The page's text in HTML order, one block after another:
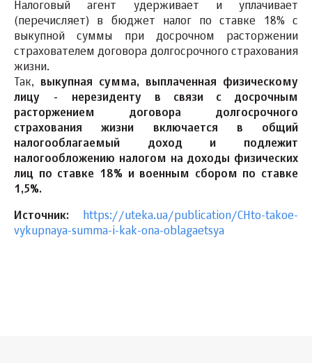
Налоговый агент удерживает и уплачивает
(перечисляет) в бюджет налог по ставке 18% с
выкупной суммы при досрочном расторжении
страхователем договора долгосрочного страхования
жизни.
Так, выкупная сумма, выплаченная физическому
лицу - нерезиденту в связи с досрочным
расторжением договора долгосрочного
страхования жизни включается в общий
налогооблагаемый доход и подлежит
налогообложению налогом на доходы физических
лиц по ставке 18% и военным сбором по ставке
1,5%.
Источник: https://uteka.ua/publication/CHto-takoe-
vykupnaya-summa-i-kak-ona-oblagaetsya